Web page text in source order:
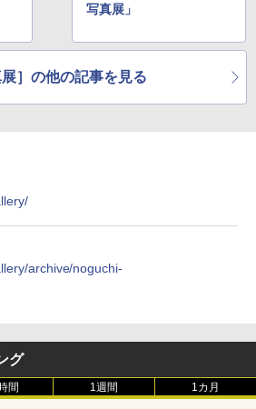
写真展」
展］の他の記事を見る
archive/noguchi-
グ
間 1週間 1カ月